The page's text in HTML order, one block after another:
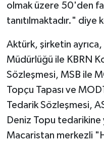
olmak üzere 50'den
tanıtılmaktadır." diye
Aktürk, şirketin
Müdürlüğü ile KBRN
Sözleşmesi, MSB ile
Topçu Tapası ve
Tedarik Sözleşmesi,
Deniz Topu
Macaristan merkezli